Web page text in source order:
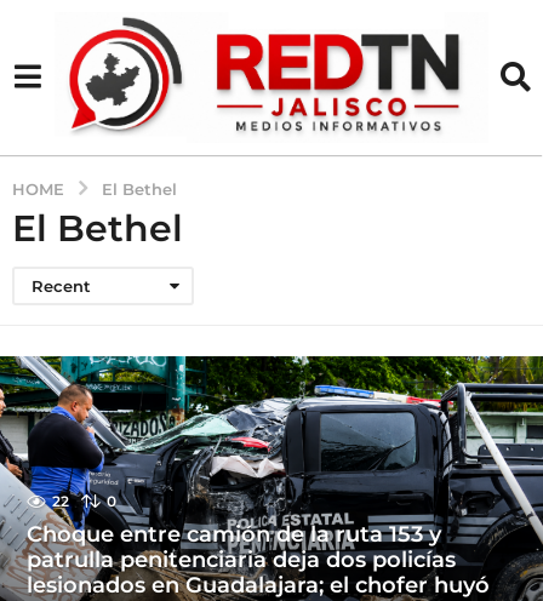
HOME El Bethel
El Bethel
Recent
22 0
Choque entre camión de la ruta 153 y
patrulla penitenciaria deja dos policías
lesionados en Guadalajara; el chofer huyó